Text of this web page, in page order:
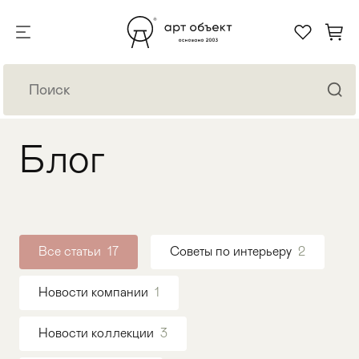
Блог
Все статьи 17 Советы по интерьеру 2
Новости компании 1
Новости коллекции 3